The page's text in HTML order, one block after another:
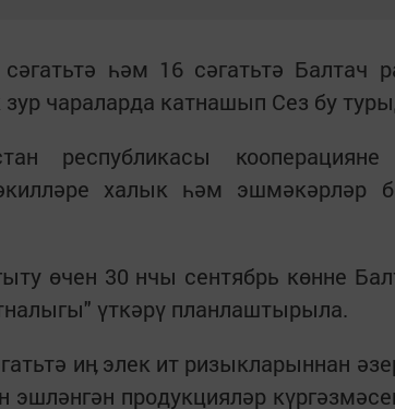
һәм 16 сәгатьтә Балтач
чараларда катнашып Сез бу
республикасы
халык һәм эшмәкәрләр
өчен 30 нчы сентябрь көнне
үткәрү планлаштырыла.
иӊ элек ит ризыкларыннан
эшләнгән продукцияләр